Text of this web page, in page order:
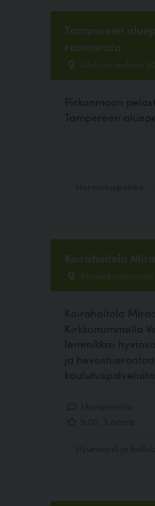
Tampereen
rauniorata
Särkijärvenkatu
Pirkanmaan
Tampereen
Koirahoitola
Eerikinkartanontie
Koirahoitola
Kirkkonummella
lemmikkisi
ja